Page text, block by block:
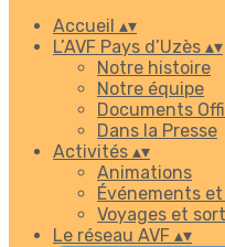
Accueil ▴▾
L’AVF Pays d’Uzès ▴▾
Notre histoire
Notre équipe
Documents
Dans la Presse
Activités ▴▾
Animations
Événements
Voyages et
Le réseau AVF ▴▾